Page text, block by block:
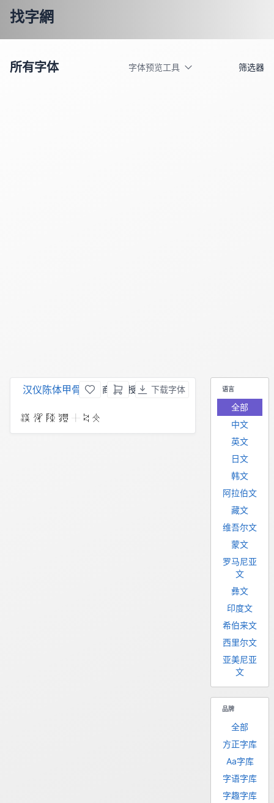
找字網
所有字体 字体预览工具 筛选器
汉仪陈体甲骨文，商用须授权 下载字体 语言
全部
中文
英文
日文
韩文
阿拉伯文
藏文
维吾尔文
蒙文
罗马尼亚
文
彝文
印度文
希伯来文
西里尔文
亚美尼亚
文
品牌
全部
方正字库
Aa字库
字语字库
字趣字库